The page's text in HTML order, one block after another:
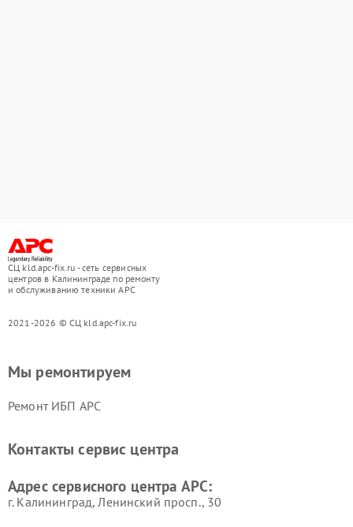
СЦ kld.apc-fix.ru - сеть сервисных
центров в Калининграде по ремонту
и обслуживанию техники APC
2021-2026 © СЦ kld.apc-fix.ru
Мы ремонтируем
Ремонт ИБП APC
Контакты сервис центра
Адрес сервисного центра APC:
г. Калининград, Ленинский просп., 30